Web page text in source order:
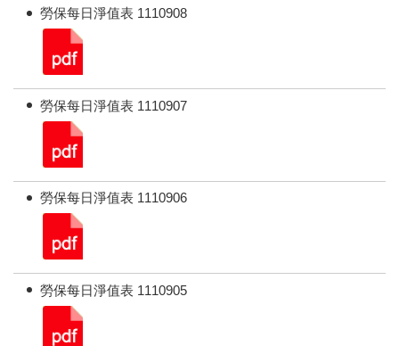
勞保每日淨值表 1110908
勞保每日淨值表 1110907
勞保每日淨值表 1110906
勞保每日淨值表 1110905